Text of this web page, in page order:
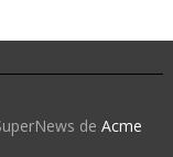
de Acme